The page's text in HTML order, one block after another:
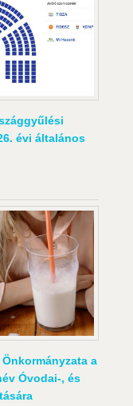
évi általános
a
Óvodai-, és